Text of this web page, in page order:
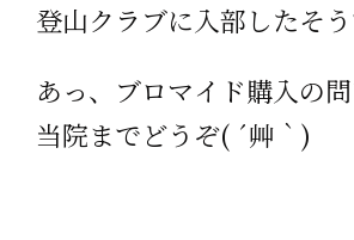
登山クラブに入部したそ
あっ、ブロマイド購入の
当院までどうぞ( ´艸｀)